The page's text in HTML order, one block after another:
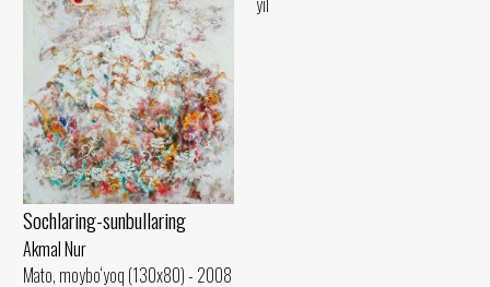
Sochlaring-sunbullaring
Akmal Nur
Mato, moybo‘yoq (130x80) - 2008